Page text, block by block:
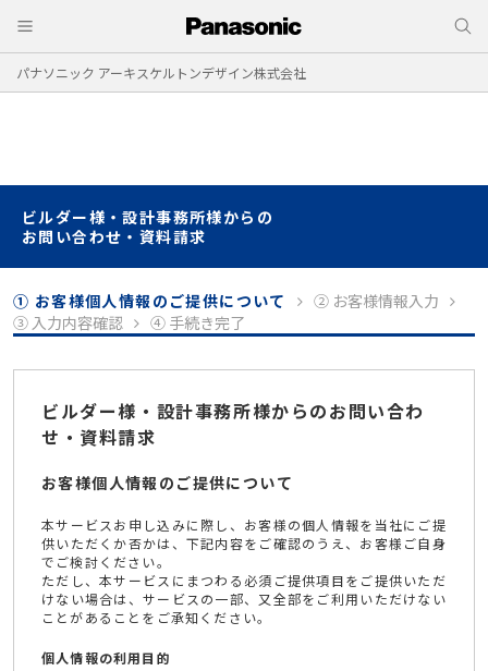
パナソニック アーキスケルトンデザイン株式会社
ビルダー様・設計事務所様からの
お問い合わせ・資料請求
① お客様個人情報のご提供について
② お客様情報入力
③ 入力内容確認
④ 手続き完了
ビルダー様・設計事務所様からのお問い合わ
せ・資料請求
お客様個人情報のご提供について
本サービスお申し込みに際し、お客様の個人情報を当社にご提
供いただくか否かは、下記内容をご確認のうえ、お客様ご自身
でご検討ください。
ただし、本サービスにまつわる必須ご提供項目をご提供いただ
けない場合は、サービスの一部、又全部をご利用いただけない
ことがあることをご承知ください。
個人情報の利用目的